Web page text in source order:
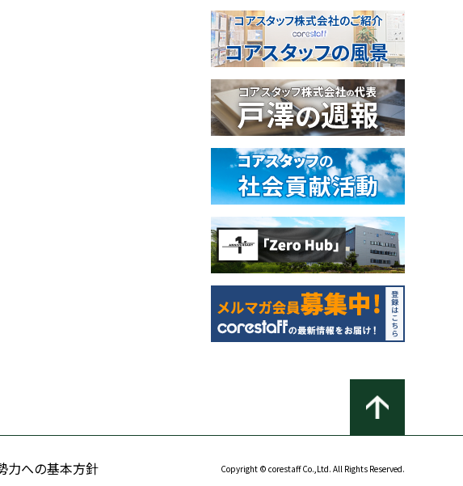
力への基本方針 Copyright © corestaff Co.,Ltd. All Rights Reserved.